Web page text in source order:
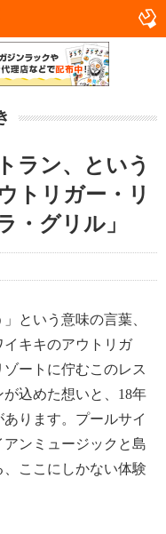
ラン、という
トリガー・リ
・グリル」
という意味の言葉、
キキのアウトリガ
ートに佇むこのレス
込めた想いと、18年
ります。プールサイ
ンミュージックと島
ここにしかない体験